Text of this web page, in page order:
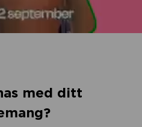
med ditt